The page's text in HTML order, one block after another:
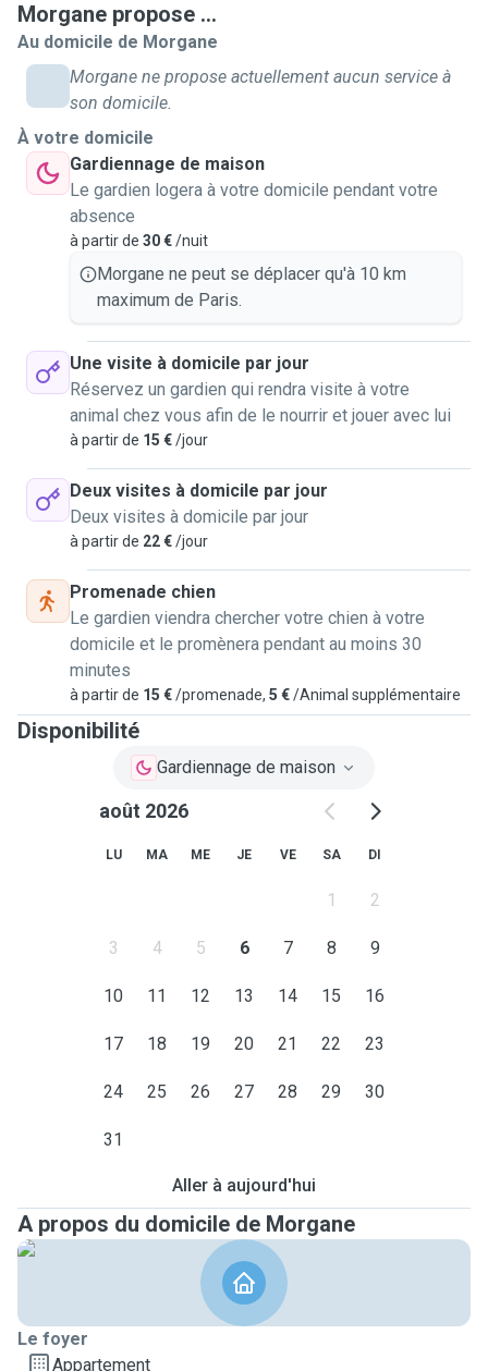
Morgane propose ...
Au domicile de Morgane
Morgane ne propose actuellement aucun service à
son domicile.
À votre domicile
Gardiennage de maison
Le gardien logera à votre domicile pendant votre
absence
à partir de 30 €/nuit
Morgane ne peut se déplacer qu'à 10 km
maximum de Paris.
Une visite à domicile par jour
Réservez un gardien qui rendra visite à votre
animal chez vous afin de le nourrir et jouer avec lui
à partir de 15 €/jour
Deux visites à domicile par jour
Deux visites à domicile par jour
à partir de 22 €/jour
Promenade chien
Le gardien viendra chercher votre chien à votre
domicile et le promènera pendant au moins 30
minutes
à partir de 15 €/promenade, 5 €/Animal supplémentaire
Disponibilité
Gardiennage de maison
août 2026
LU MA ME JE VE SA DI
1 2
3 4 5 6 7 8 9
10 11 12 13 14 15 16
17 18 19 20 21 22 23
24 25 26 27 28 29 30
31
Aller à aujourd'hui
A propos du domicile de Morgane
Le foyer
Appartement